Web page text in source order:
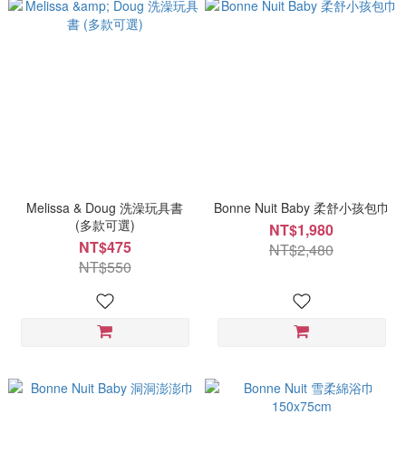
Melissa & Doug 洗澡玩具書
(多款可選)
NT$475
NT$550
Bonne Nuit Baby 柔舒小孩包巾
NT$1,980
NT$2,480